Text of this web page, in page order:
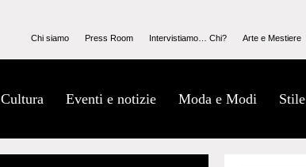
Chi siamo Press Room Intervistiamo… Chi? Arte e Mestiere
Cultura Eventi e notizie Moda e Modi Stile